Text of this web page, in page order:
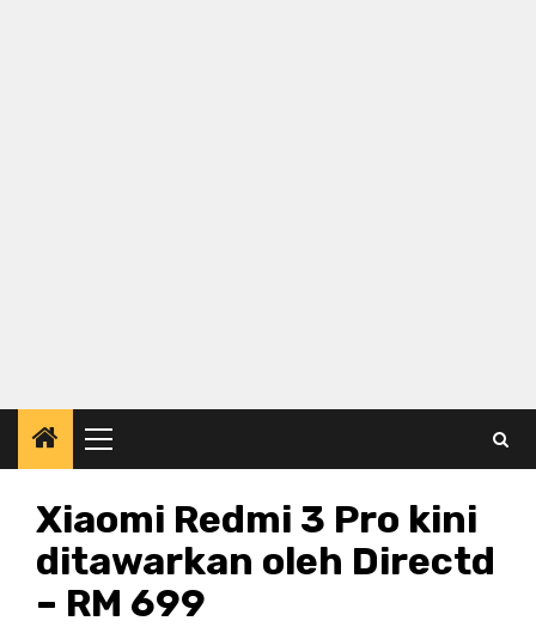
Primary
Menu
Xiaomi Redmi 3 Pro kini
ditawarkan oleh Directd
– RM 699